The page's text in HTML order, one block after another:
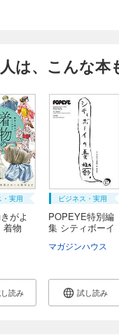
は、こんな
こげのまさき
・実用
がよ
着物
読み
ビジネス・実用
POPEYE特別編
集 シティボーイ
マガジンハウス
試し読み